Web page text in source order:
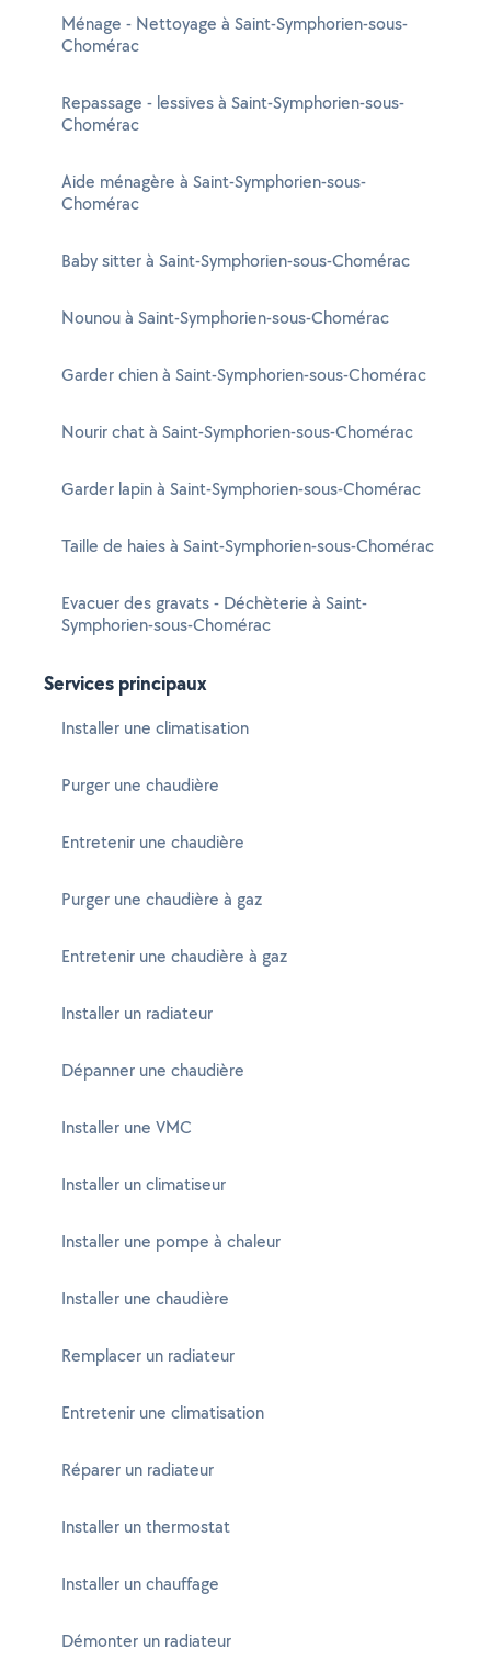
Ménage - Nettoyage à Saint-Symphorien-sous-
Chomérac
Repassage - lessives à Saint-Symphorien-sous-
Chomérac
Aide ménagère à Saint-Symphorien-sous-
Chomérac
Baby sitter à Saint-Symphorien-sous-Chomérac
Nounou à Saint-Symphorien-sous-Chomérac
Garder chien à Saint-Symphorien-sous-Chomérac
Nourir chat à Saint-Symphorien-sous-Chomérac
Garder lapin à Saint-Symphorien-sous-Chomérac
Taille de haies à Saint-Symphorien-sous-Chomérac
Evacuer des gravats - Déchèterie à Saint-
Symphorien-sous-Chomérac
Services principaux
Installer une climatisation
Purger une chaudière
Entretenir une chaudière
Purger une chaudière à gaz
Entretenir une chaudière à gaz
Installer un radiateur
Dépanner une chaudière
Installer une VMC
Installer un climatiseur
Installer une pompe à chaleur
Installer une chaudière
Remplacer un radiateur
Entretenir une climatisation
Réparer un radiateur
Installer un thermostat
Installer un chauffage
Démonter un radiateur